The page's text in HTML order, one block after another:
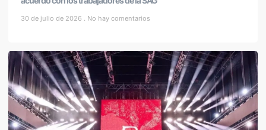
30 de julio de 2026 No hay comentarios